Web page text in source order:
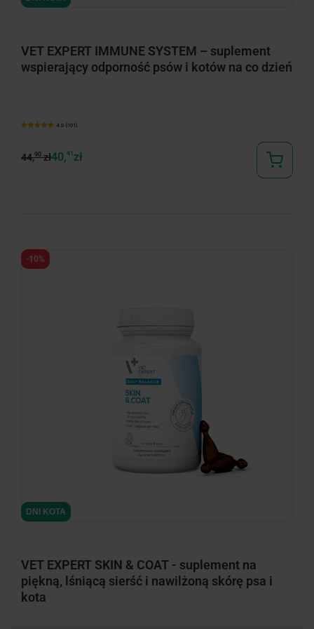
VET EXPERT IMMUNE SYSTEM – suplement
wspierający odporność psów i kotów na co dzień
4.9 (101)
44,90zł40,41 zł
DNI KOTA
DNI KOTA
VET EXPERT SKIN & COAT - suplement na
piękną, lśniącą sierść i nawilżoną skórę psa i
kota
-10%